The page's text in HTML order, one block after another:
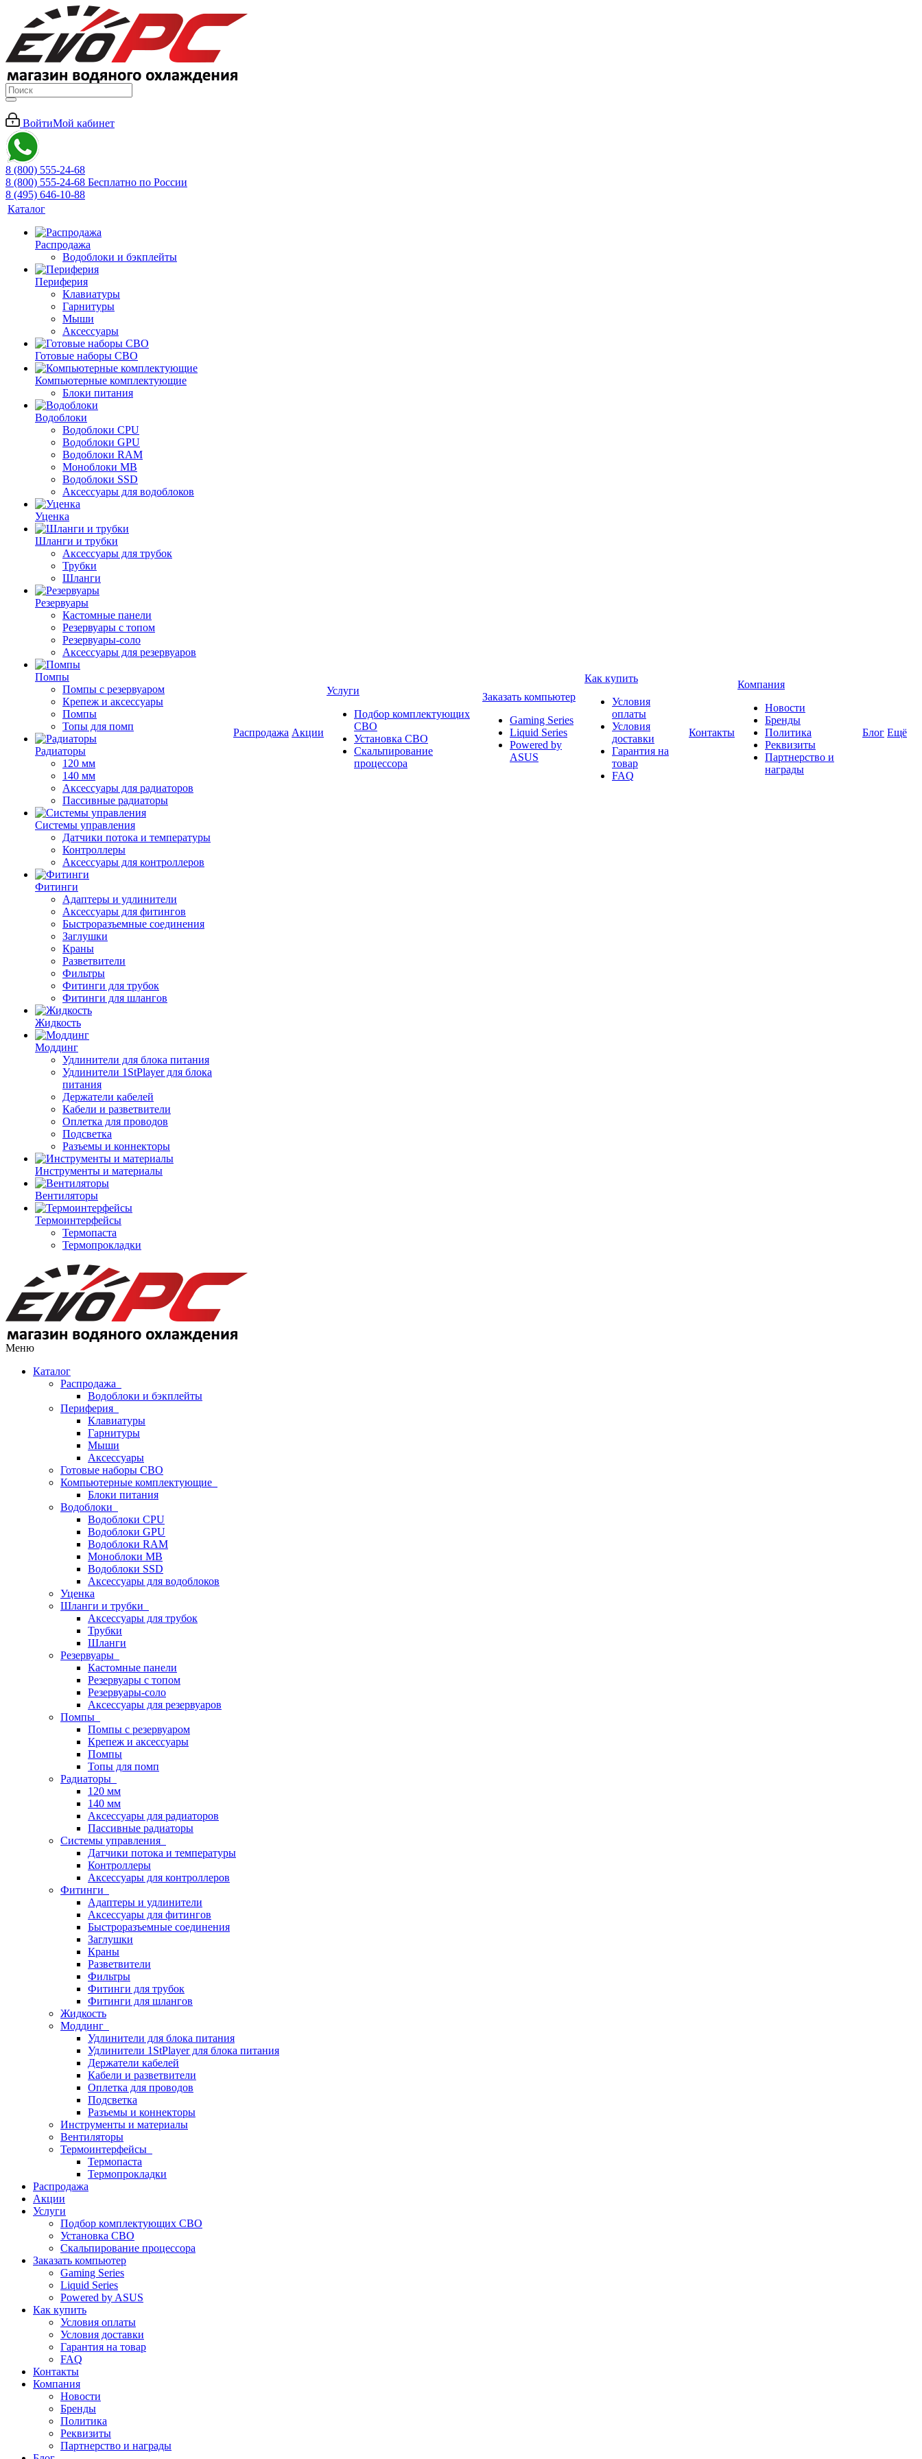
ВойтиМой кабинет
8 (800) 555-24-68
8 (800) 555-24-68 Бесплатно по России
8 (495) 646-10-88
Каталог
Распродажа
Водоблоки и бэкплейты
Периферия
Клавиатуры
Гарнитуры
Мыши
Аксессуары
Готовые наборы СВО
Компьютерные комплектующие
Блоки питания
Водоблоки
Водоблоки CPU
Водоблоки GPU
Водоблоки RAM
Моноблоки MB
Водоблоки SSD
Аксессуары для водоблоков
Уценка
Шланги и трубки
Аксессуары для трубок
Трубки
Шланги
Резервуары
Кастомные панели
Резервуары с топом
Резервуары-соло
Аксессуары для резервуаров
Помпы
Помпы с резервуаром
Крепеж и аксессуары
Помпы
Топы для помп
Радиаторы
120 мм
140 мм
Аксессуары для радиаторов
Пассивные радиаторы
Системы управления
Датчики потока и температуры
Контроллеры
Аксессуары для контроллеров
Фитинги
Адаптеры и удлинители
Аксессуары для фитингов
Быстроразъемные соединения
Заглушки
Краны
Разветвители
Фильтры
Фитинги для трубок
Фитинги для шлангов
Жидкость
Моддинг
Удлинители для блока питания
Удлинители 1StPlayer для блока
питания
Держатели кабелей
Кабели и разветвители
Оплетка для проводов
Подсветка
Разъемы и коннекторы
Инструменты и материалы
Вентиляторы
Термоинтерфейсы
Термопаста
Термопрокладки
Распродажа Акции
Услуги
Подбор комплектующих
СВО
Установка СВО
Скальпирование
процессора
Заказать компьютер
Gaming Series
Liquid Series
Powered by
ASUS
Как купить
Условия
оплаты
Условия
доставки
Гарантия на
товар
FAQ
Контакты
Компания
Новости
Бренды
Политика
Реквизиты
Партнерство и
награды
Блог Ещё
Меню
Каталог
Распродажа
Водоблоки и бэкплейты
Периферия
Клавиатуры
Гарнитуры
Мыши
Аксессуары
Готовые наборы СВО
Компьютерные комплектующие
Блоки питания
Водоблоки
Водоблоки CPU
Водоблоки GPU
Водоблоки RAM
Моноблоки MB
Водоблоки SSD
Аксессуары для водоблоков
Уценка
Шланги и трубки
Аксессуары для трубок
Трубки
Шланги
Резервуары
Кастомные панели
Резервуары с топом
Резервуары-соло
Аксессуары для резервуаров
Помпы
Помпы с резервуаром
Крепеж и аксессуары
Помпы
Топы для помп
Радиаторы
120 мм
140 мм
Аксессуары для радиаторов
Пассивные радиаторы
Системы управления
Датчики потока и температуры
Контроллеры
Аксессуары для контроллеров
Фитинги
Адаптеры и удлинители
Аксессуары для фитингов
Быстроразъемные соединения
Заглушки
Краны
Разветвители
Фильтры
Фитинги для трубок
Фитинги для шлангов
Жидкость
Моддинг
Удлинители для блока питания
Удлинители 1StPlayer для блока питания
Держатели кабелей
Кабели и разветвители
Оплетка для проводов
Подсветка
Разъемы и коннекторы
Инструменты и материалы
Вентиляторы
Термоинтерфейсы
Термопаста
Термопрокладки
Распродажа
Акции
Услуги
Подбор комплектующих СВО
Установка СВО
Скальпирование процессора
Заказать компьютер
Gaming Series
Liquid Series
Powered by ASUS
Как купить
Условия оплаты
Условия доставки
Гарантия на товар
FAQ
Контакты
Компания
Новости
Бренды
Политика
Реквизиты
Партнерство и награды